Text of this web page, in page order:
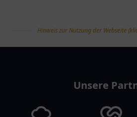
für
Hinweis zur Nutzung der Webseite
Unsere